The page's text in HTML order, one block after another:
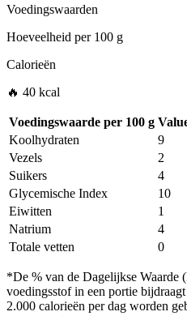
Voedingswaarden
Hoeveelheid per100 g
Calorieën
🔥 40 kcal
Voedingswaarde per 100 g
Koolhydraten
9
Vezels
2
Suikers
4
Glycemische Index
10
Eiwitten
1
Natrium
4
Totale vetten
0
*De % van de Dagelijkse Waarde
voedingsstof in een portie
2.000 calorieën per dag worden